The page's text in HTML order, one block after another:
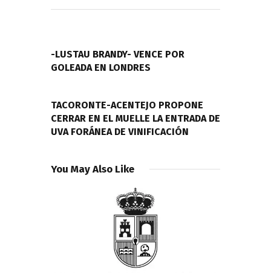
entradas
-LUSTAU BRANDY- VENCE POR
GOLEADA EN LONDRES
TACORONTE-ACENTEJO PROPONE
CERRAR EN EL MUELLE LA ENTRADA DE
UVA FORÁNEA DE VINIFICACIÓN
You May Also Like